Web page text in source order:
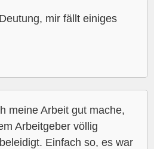
mir fällt einiges
meine Arbeit gut mache,
Arbeitgeber völlig
Einfach so, es war